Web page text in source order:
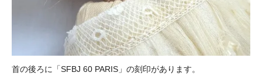
首の後ろに「SFBJ 60 PARIS」の刻印があります。